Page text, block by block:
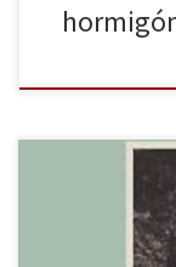
Lorca en